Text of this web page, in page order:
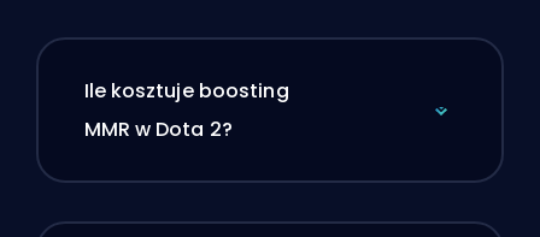
Ile kosztuje boosting
MMR w Dota 2?